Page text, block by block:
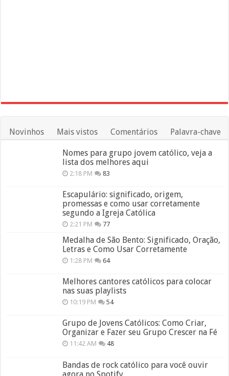
Novinhos Mais vistos Comentários Palavra-chave
Nomes para grupo jovem católico, veja a
lista dos melhores aqui
2:18 PM 83
Escapulário: significado, origem,
promessas e como usar corretamente
segundo a Igreja Católica
2:21 PM 77
Medalha de São Bento: Significado, Oração,
Letras e Como Usar Corretamente
1:28 PM 64
Melhores cantores católicos para colocar
nas suas playlists
10:19 PM 54
Grupo de Jovens Católicos: Como Criar,
Organizar e Fazer seu Grupo Crescer na Fé
11:42 AM 48
Bandas de rock católico para você ouvir
agora no Spotify